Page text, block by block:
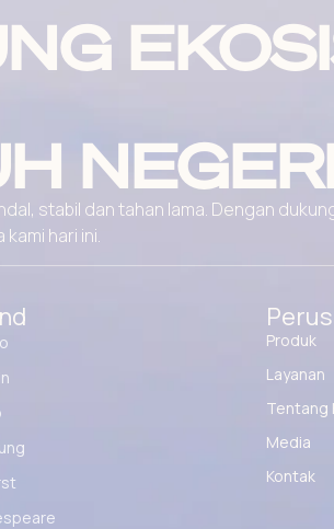
stabil dan tahan lama. Dengan
hari ini.
Produk
Layanan
Tentang
Media
Kontak